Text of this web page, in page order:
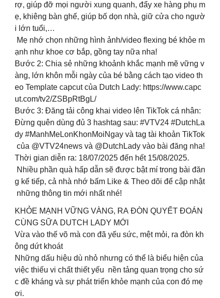
rợ, giúp đỡ mọi người xung quanh, đẩy xe hàng phụ m
ẹ, khiêng bàn ghế, giúp bố dọn nhà, giữ cửa cho ngườ
i lớn tuổi,…
Mẹ nhớ chọn những hình ảnh/video flexing bé khỏe m
ạnh như khoe cơ bắp, gồng tay nữa nha!
Bước 2: Chia sẻ những khoảnh khắc mạnh mẽ vững v
àng, lớn khôn mỗi ngày của bé bằng cách tạo video th
eo Template capcut của Dutch Lady: https://www.capc
ut.com/tv2/ZSBpRtBgL/
Bước 3: Đăng tải công khai video lên TikTok cá nhân:
Đừng quên dùng đủ 3 hashtag sau: #VTV24 #DutchLa
dy #ManhMeLonKhonMoiNgay và tag tài khoản TikTok
của @VTV24news và @DutchLady vào bài đăng nha!
Thời gian diễn ra: 18/07/2025 đến hết 15/08/2025.
Nhiều phần quà hấp dẫn sẽ được bật mí trong bài đăn
g kế tiếp, cả nhà nhớ bấm Like & Theo dõi để cập nhật
những thông tin mới nhất nhé!
KHỎE MẠNH VỮNG VÀNG, RA ĐÒN QUYẾT ĐOÁN
CÙNG SỮA DUTCH LADY MỚI
Vừa vào thế võ mà con đã yếu sức, mệt mỏi, ra đòn kh
ông dứt khoát
Những dấu hiệu dù nhỏ nhưng có thể là biểu hiện của
việc thiếu vi chất thiết yếu nền tảng quan trọng cho sứ
c đề kháng và sự phát triển khỏe mạnh của con đó mẹ
ơi.